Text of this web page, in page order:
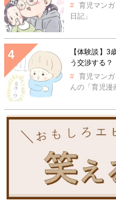
育児マンガ
日記」
【体験談】3
う交渉する？
育児マンガ
んの「育児漫